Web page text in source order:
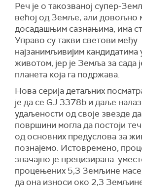
Реч је о такозваној супер-
већој од Земље, али довољно
досадашњим сазнањима, има
Управо су такви светови међу
најзанимљивијим кандидатима
животом, јер је Земља за сада
планета која га подржава.
Нова серија детаљних
је да се GJ 3378b и даље
удаљености од своје звезде
површини могла да постоји
од основних предуслова за
познајемо. Истовремено,
значајно је прецизирана:
процењених 5,3 Земљине
да она износи око 2,3